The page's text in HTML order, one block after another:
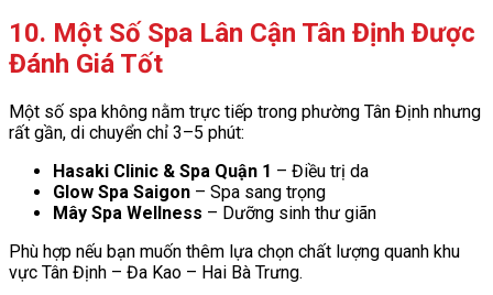
10. Một Số Spa Lân Cận Tân Định Được
Đánh Giá Tốt
Một số spa không nằm trực tiếp trong phường Tân Định nhưng
rất gần, di chuyển chỉ 3–5 phút:
Hasaki Clinic & Spa Quận 1 – Điều trị da
Glow Spa Saigon – Spa sang trọng
Mây Spa Wellness – Dưỡng sinh thư giãn
Phù hợp nếu bạn muốn thêm lựa chọn chất lượng quanh khu
vực Tân Định – Đa Kao – Hai Bà Trưng.